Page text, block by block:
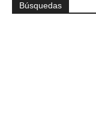
Búsquedas